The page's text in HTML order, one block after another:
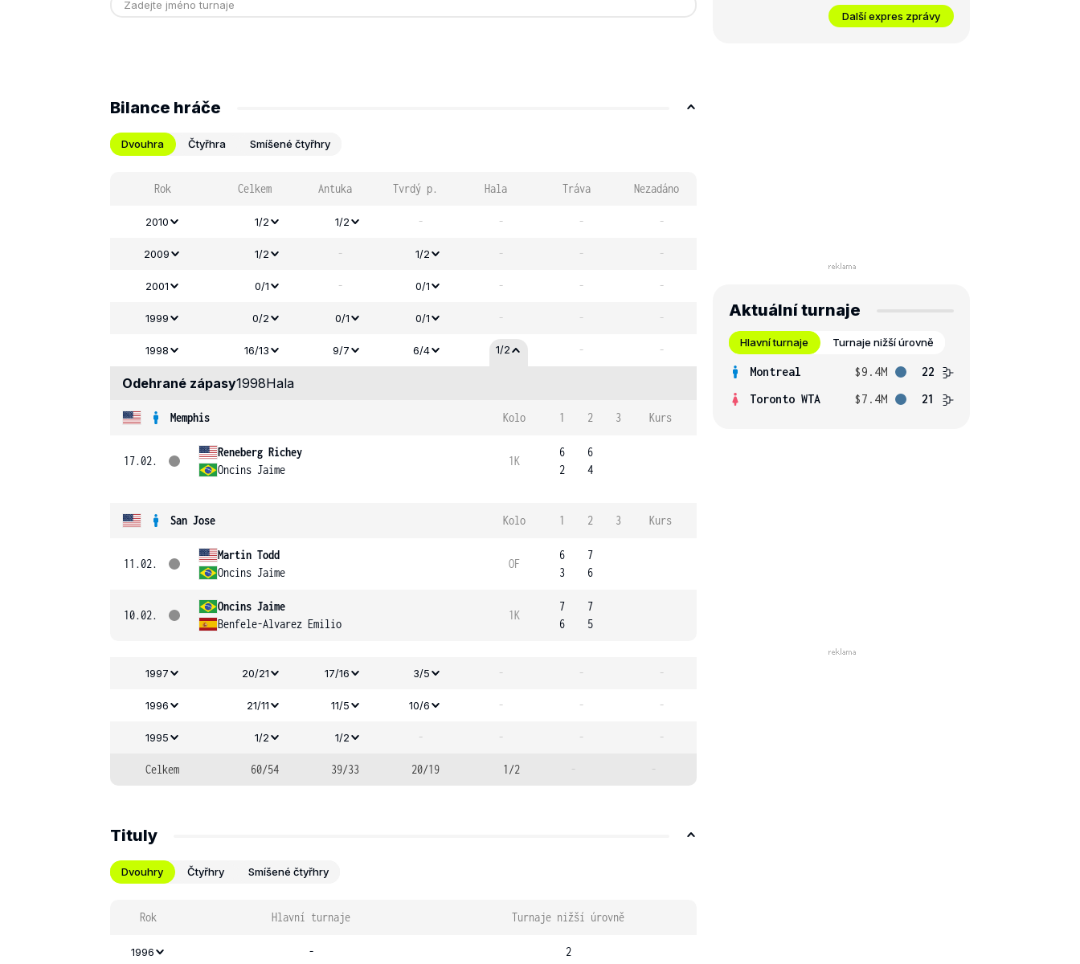
Bilance hráče
Dvouhra Čtyřhra Smíšené čtyřhry
Rok Celkem Antuka Tvrdý p. Hala Tráva Nezadáno
2010 1/2 1/2 - - - -
2009 1/2 - 1/2 - - -
2001 0/1 - 0/1 - - -
1999 0/2 0/1 0/1 - - -
1998 16/13 9/7 6/4 1/2 - -
Odehrané zápasy1998Hala
Memphis Kolo 1 2 3 Kurs
17.02.
Reneberg Richey
Oncins Jaime
1K
6
2
6
4
San Jose Kolo 1 2 3 Kurs
11.02.
Martin Todd
Oncins Jaime
OF
6
3
7
6
10.02.
Oncins Jaime
Benfele-Alvarez Emilio
1K
7
6
7
5
1997 20/21 17/16 3/5 - - -
1996 21/11 11/5 10/6 - - -
1995 1/2 1/2 - - - -
Celkem 60/54 39/33 20/19 1/2 - -
Tituly
Dvouhry Čtyřhry Smíšené čtyřhry
Rok Hlavní turnaje Turnaje nižší úrovně
1996 - 2
Další expres zprávy
Aktuální turnaje
Hlavní turnaje Turnaje nižší úrovně
Montreal $9.4M
22
Toronto WTA
$7.4M 21